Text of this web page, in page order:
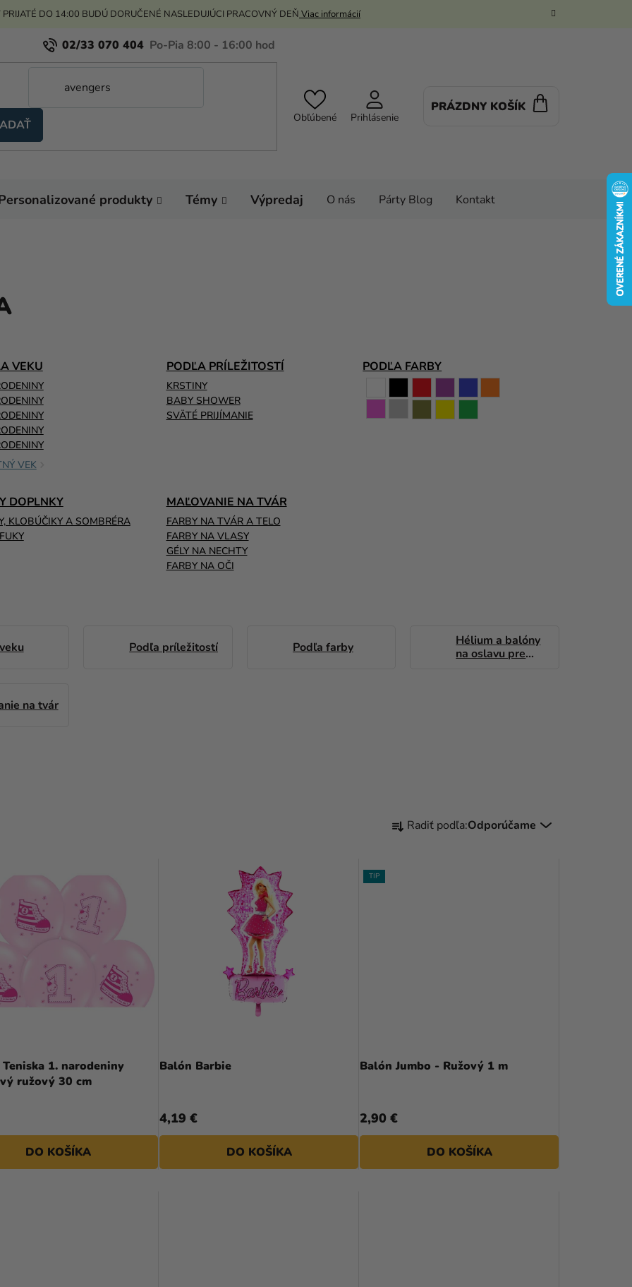
PRIJATÉ DO 14:00 BUDÚ DORUČENÉ NASLEDUJÚCI PRACOVNÝ DEŇ Viac informácií
02/33 070 404
Obľúbené Prihlásenie
PRÁZDNY KOŠÍK
produkty Témy Výpredaj O nás Párty Blog Kontakt
VEKU
VEK
PODĽA PRÍLEŽITOSTÍ
KRSTINY
BABY SHOWER
SVÄTÉ PRIJÍMANIE
PODĽA FARBY
DOPLNKY
KLOBÚČIKY A SOMBRÉRA
MAĽOVANIE NA TVÁR
FARBY NA TVÁR A TELO
FARBY NA VLASY
GÉLY NA NECHTY
FARBY NA OČI
Podľa príležitostí Podľa farby
Hélium a balóny
na oslavu pre
na tvár
R
D
K
T
O
Radiť podľa:Odporúčame
1. narodeniny
ružový 30 cm
DO KOŠÍKA
Balón Barbie
5
hviezdičiek.
4,19 €
DO KOŠÍKA
TIP
Balón Jumbo - Ružový 1 m
2,90 €
DO KOŠÍKA